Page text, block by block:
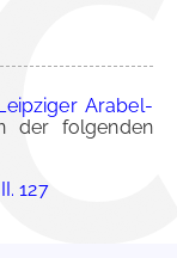
Arabel-
der folgenden
127